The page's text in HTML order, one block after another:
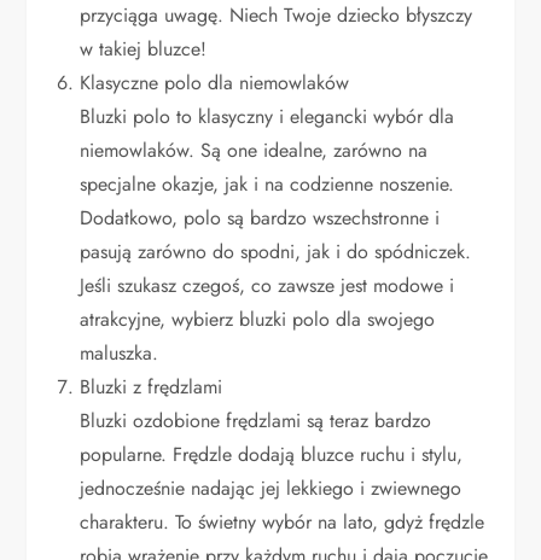
przyciąga uwagę. Niech Twoje dziecko błyszczy
w takiej bluzce!
Klasyczne polo dla niemowlaków
Bluzki polo to klasyczny i elegancki wybór dla
niemowlaków. Są one idealne, zarówno na
specjalne okazje, jak i na codzienne noszenie.
Dodatkowo, polo są bardzo wszechstronne i
pasują zarówno do spodni, jak i do spódniczek.
Jeśli szukasz czegoś, co zawsze jest modowe i
atrakcyjne, wybierz bluzki polo dla swojego
maluszka.
Bluzki z frędzlami
Bluzki ozdobione frędzlami są teraz bardzo
popularne. Frędzle dodają bluzce ruchu i stylu,
jednocześnie nadając jej lekkiego i zwiewnego
charakteru. To świetny wybór na lato, gdyż frędzle